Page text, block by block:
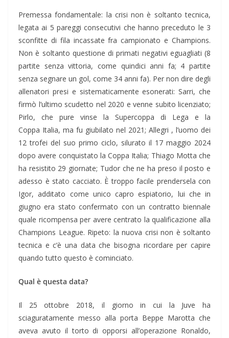
Premessa fondamentale: la crisi non è soltanto tecnica,
legata ai 5 pareggi consecutivi che hanno preceduto le 3
sconfitte di fila incassate fra campionato e Champions.
Non è soltanto questione di primati negativi eguagliati (8
partite senza vittoria, come quindici anni fa; 4 partite
senza segnare un gol, come 34 anni fa). Per non dire degli
allenatori presi e sistematicamente esonerati: Sarri, che
firmò l’ultimo scudetto nel 2020 e venne subito licenziato;
Pirlo, che pure vinse la Supercoppa di Lega e la
Coppa Italia, ma fu giubilato nel 2021; Allegri , l’uomo dei
12 trofei del suo primo ciclo, silurato il 17 maggio 2024
dopo avere conquistato la Coppa Italia; Thiago Motta che
ha resistito 29 giornate; Tudor che ne ha preso il posto e
adesso è stato cacciato. È troppo facile prendersela con
Igor, additato come unico capro espiatorio, lui che in
giugno era stato confermato con un contratto biennale
quale ricompensa per avere centrato la qualificazione alla
Champions League. Ripeto: la nuova crisi non è soltanto
tecnica e c’è una data che bisogna ricordare per capire
quando tutto questo è cominciato.
Qual è questa data?
Il 25 ottobre 2018, il giorno in cui la Juve ha
sciaguratamente messo alla porta Beppe Marotta che
aveva avuto il torto di opporsi all’operazione Ronaldo,